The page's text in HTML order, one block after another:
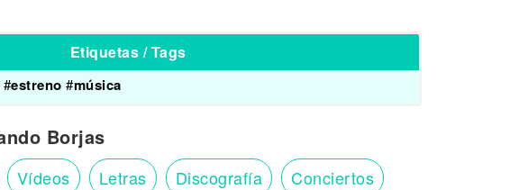
Etiquetas / Tags
#estreno #música
Borjas
Vídeos Letras Discografía Conciertos